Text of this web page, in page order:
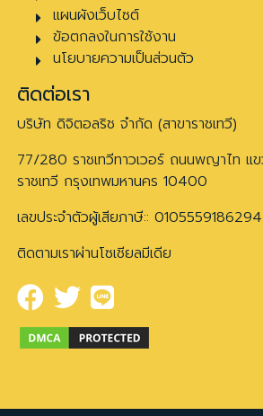
แผนผังเว็บไซต์
ข้อตกลงในการใช้งาน
นโยบายความเป็นส่วนตัว
ติดต่อเรา
บริษัท ดิจิตอลริช จำกัด (สาขาราชเทวี)
77/280 ราชเทวีทาวเวอร์ ถนนพญาไท แ
ราชเทวี กรุงเทพมหานคร 10400
เลขประจำตัวผู้เสียภาษี:: 0105559186294
ติดตามเราผ่านโซเชียลมีเดีย